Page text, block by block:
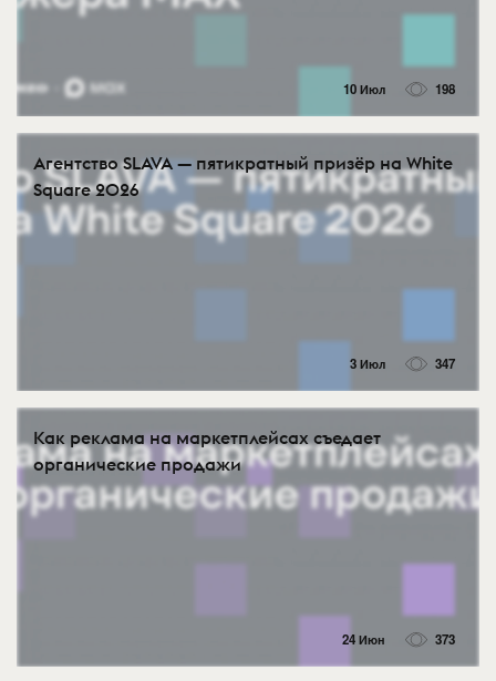
10 Июл 198
Агентство SLAVA — пятикратный призёр на White
Square 2026
3 Июл 347
Как реклама на маркетплейсах съедает
органические продажи
24 Июн 373